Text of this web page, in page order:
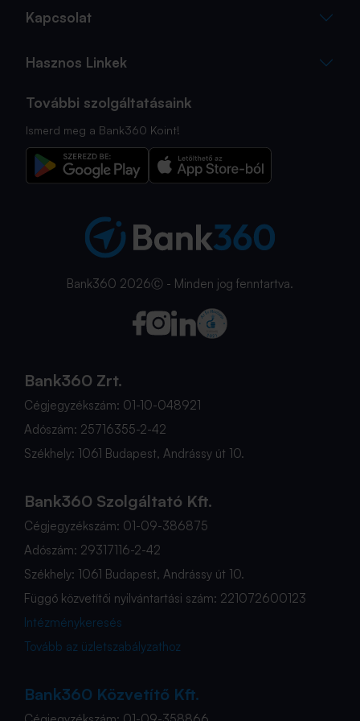
Kapcsolat
Hasznos Linkek
További szolgáltatásaink
Ismerd meg a Bank360 Koint!
Bank360 2026Ⓒ - Minden jog fenntartva.
Bank360 Zrt.
Cégjegyzékszám: 01-10-048921
Adószám: 25716355-2-42
Székhely: 1061 Budapest, Andrássy út 10.
Bank360 Szolgáltató Kft.
Cégjegyzékszám: 01-09-386875
Adószám: 29317116-2-42
Székhely: 1061 Budapest, Andrássy út 10.
Függő közvetítői nyilvántartási szám: 221072600123
Intézménykeresés
Tovább az üzletszabályzathoz
Bank360 Közvetítő Kft.